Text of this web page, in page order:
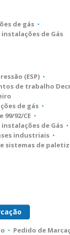
de gás •
de Gás
(ESP) •
de trabalho
de gás •
99/92/CE •
de Gás •
industriais •
sistemas de
• Pedido de